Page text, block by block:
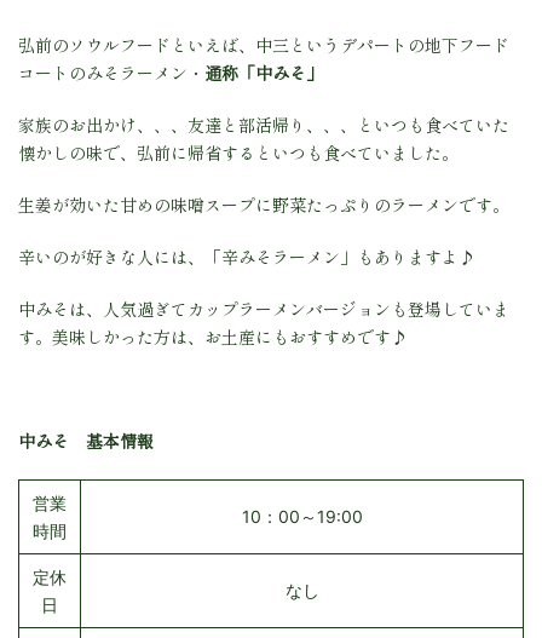
弘前のソウルフードといえば、中三というデパートの地下フード
コートのみそラーメン・ 通称「中みそ」
家族のお出かけ、、、友達と部活帰り、、、といつも食べていた
懐かしの味で、弘前に帰省するといつも食べていました。
生姜が効いた甘めの味噌スープに野菜たっぷりのラーメンです。
辛いのが好きな人には、「辛みそラーメン」もありますよ♪
中みそは、人気過ぎてカップラーメンバージョンも登場していま
す。美味しかった方は、お土産にもおすすめです♪
中みそ 基本情報
営業
時間
10：00～19:00
定休
日
なし